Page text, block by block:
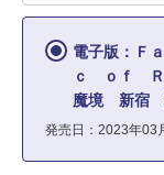
電子版：Ｆ
ｃ ｏｆ Ｒ
魔境 新宿
発売日：2023年03